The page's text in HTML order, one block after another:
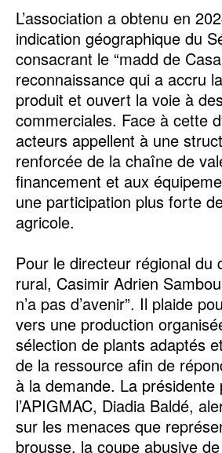
‎L’association a obtenu en
indication géographique du
consacrant le “madd de
reconnaissance qui a accru
produit et ouvert la voie à
commerciales. Face à cette
acteurs appellent à une
renforcée de la chaîne de
financement et aux
une participation plus forte
agricole.
‎Pour le directeur régional du
rural, Casimir Adrien
n’a pas d’avenir”. Il plaide
vers une production
sélection de plants adaptés
de la ressource afin de
à la demande. La présidente
l’APIGMAC, Diadia Baldé,
sur les menaces que
brousse, la coupe abusive